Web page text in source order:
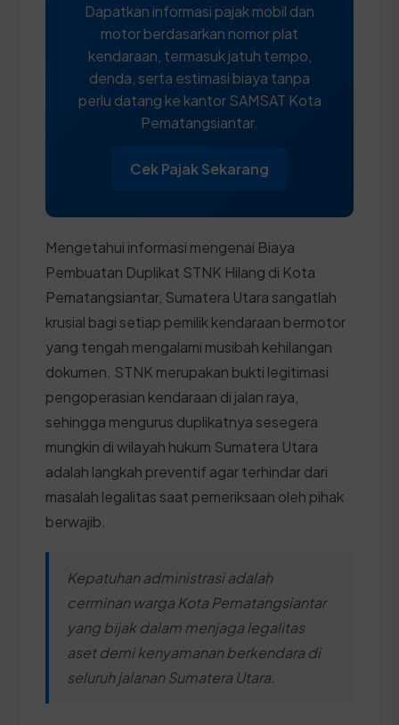
Dapatkan informasi pajak mobil dan
motor berdasarkan nomor plat
kendaraan, termasuk jatuh tempo,
denda, serta estimasi biaya tanpa
perlu datang ke kantor SAMSAT Kota
Pematangsiantar.
Cek Pajak Sekarang
Mengetahui informasi mengenai Biaya
Pembuatan Duplikat STNK Hilang di Kota
Pematangsiantar, Sumatera Utara sangatlah
krusial bagi setiap pemilik kendaraan bermotor
yang tengah mengalami musibah kehilangan
dokumen. STNK merupakan bukti legitimasi
pengoperasian kendaraan di jalan raya,
sehingga mengurus duplikatnya sesegera
mungkin di wilayah hukum Sumatera Utara
adalah langkah preventif agar terhindar dari
masalah legalitas saat pemeriksaan oleh pihak
berwajib.
Kepatuhan administrasi adalah
cerminan warga Kota Pematangsiantar
yang bijak dalam menjaga legalitas
aset demi kenyamanan berkendara di
seluruh jalanan Sumatera Utara.